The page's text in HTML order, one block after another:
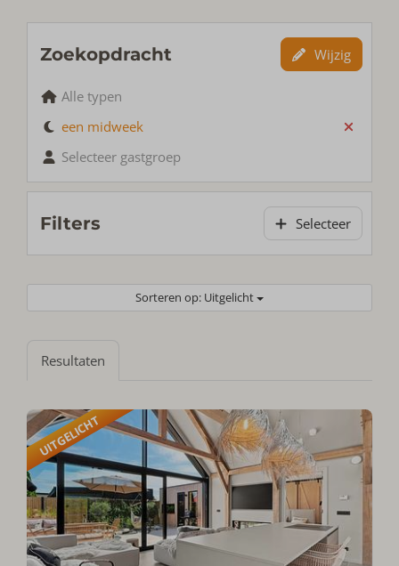
Zoekopdracht Wijzig
Alle typen
een midweek
Selecteer gastgroep
Filters Selecteer
Sorteren op: Uitgelicht
Resultaten
UITGELICHT